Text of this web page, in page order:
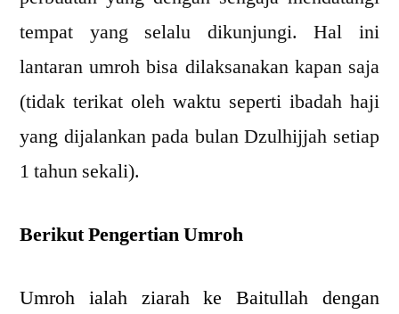
tempat yang selalu dikunjungi. Hal ini
lantaran umroh bisa dilaksanakan kapan saja
(tidak terikat oleh waktu seperti ibadah haji
yang dijalankan pada bulan Dzulhijjah setiap
1 tahun sekali).
Berikut Pengertian Umroh
Umroh ialah ziarah ke Baitullah dengan